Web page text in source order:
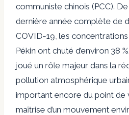
communiste chinois (PCC).
dernière année complète de
COVID-19, les
Pékin ont chuté d’environ 38
joué un rôle majeur dans la
pollution atmosphérique
important encore du point de
maîtrise d’un mouvement